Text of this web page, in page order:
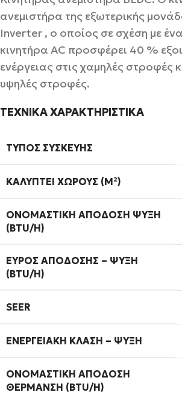
ανεμιστήρα της εξωτερικής
Inverter , ο οποίος σε σχέση με
κινητήρα AC προσφέρει 40 %
ενέργειας στις χαμηλές στροφές
υψηλές στροφές.
ΤΕΧΝΙΚΑ ΧΑΡΑΚΤΗΡΙΣΤΙΚΑ
ΤΎΠΟΣ ΣΥΣΚΕΥΉΣ
ΚΑΛΎΠΤΕΙ ΧΏΡΟΥΣ (M²)
ΟΝΟΜΑΣΤΙΚΉ ΑΠΌΔΟΣΗ ΨΎΞΗ
(BTU/H)
ΕΎΡΟΣ ΑΠΌΔΟΣΗΣ – ΨΎΞΗ
(BTU/H)
SEER
ΕΝΕΡΓΕΙΑΚΉ ΚΛΆΣΗ – ΨΎΞΗ
ΟΝΟΜΑΣΤΙΚΉ ΑΠΌΔΟΣΗ
ΘΈΡΜΑΝΣΗ (BTU/H)